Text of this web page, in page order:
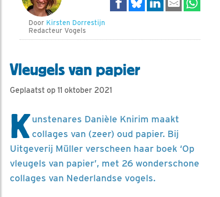
Door Kirsten Dorrestijn
Redacteur Vogels
Vleugels van papier
Geplaatst op 11 oktober 2021
Kunstenares Danièle Knirim maakt
collages van (zeer) oud papier. Bij
Uitgeverij Müller verscheen haar boek ‘Op
vleugels van papier’, met 26 wonderschone
collages van Nederlandse vogels.